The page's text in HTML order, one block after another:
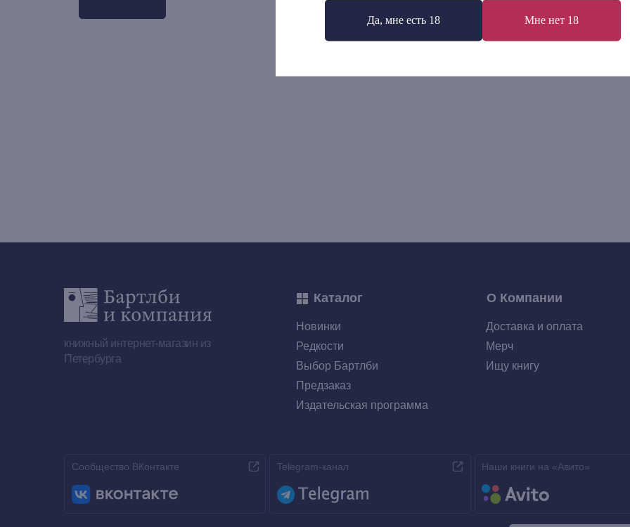
Да, мне есть 18 Мне нет 18
книжный интернет-магазин из
Петербурга
О Компании
Каталог
Сообщество ВКонтакте
Ищу книгу
Мерч
Доставка и оплата
Наши книги на «Авито»
Предзаказ
Выбор Бартлби
Редкости
Новинки
Издательская программа
Telegram-канал